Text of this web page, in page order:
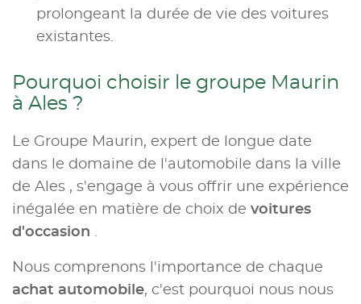
prolongeant la durée de vie des voitures
existantes.
Pourquoi choisir le groupe Maurin
à Ales ?
Le Groupe Maurin, expert de longue date
dans le domaine de l'automobile dans la ville
de Ales , s'engage à vous offrir une expérience
inégalée en matière de choix de voitures
d'occasion .
Nous comprenons l'importance de chaque
achat automobile, c'est pourquoi nous nous